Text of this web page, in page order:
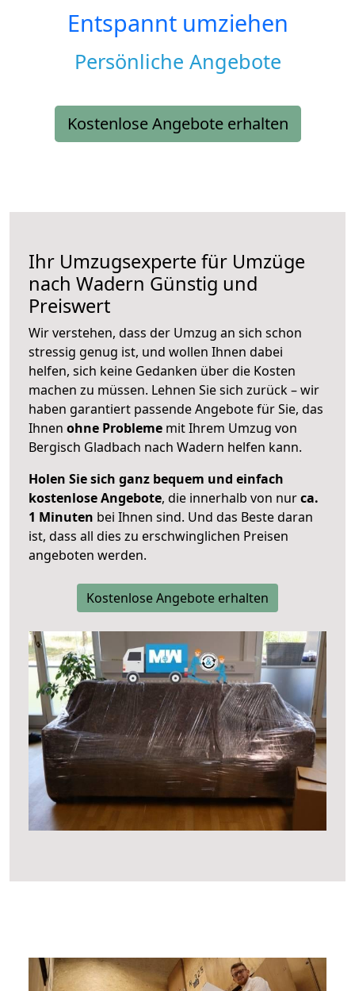
Entspannt umziehen
Persönliche Angebote
Kostenlose Angebote erhalten
Ihr Umzugsexperte für Umzüge
nach Wadern Günstig und
Preiswert
Wir verstehen, dass der Umzug an sich schon
stressig genug ist, und wollen Ihnen dabei
helfen, sich keine Gedanken über die Kosten
machen zu müssen. Lehnen Sie sich zurück – wir
haben garantiert passende Angebote für Sie, das
Ihnen ohne Probleme mit Ihrem Umzug von
Bergisch Gladbach nach Wadern helfen kann.
Holen Sie sich ganz bequem und einfach
kostenlose Angebote, die innerhalb von nurca.
1 Minuten bei Ihnen sind. Und das Beste daran
ist, dass all dies zu erschwinglichen Preisen
angeboten werden.
Kostenlose Angebote erhalten